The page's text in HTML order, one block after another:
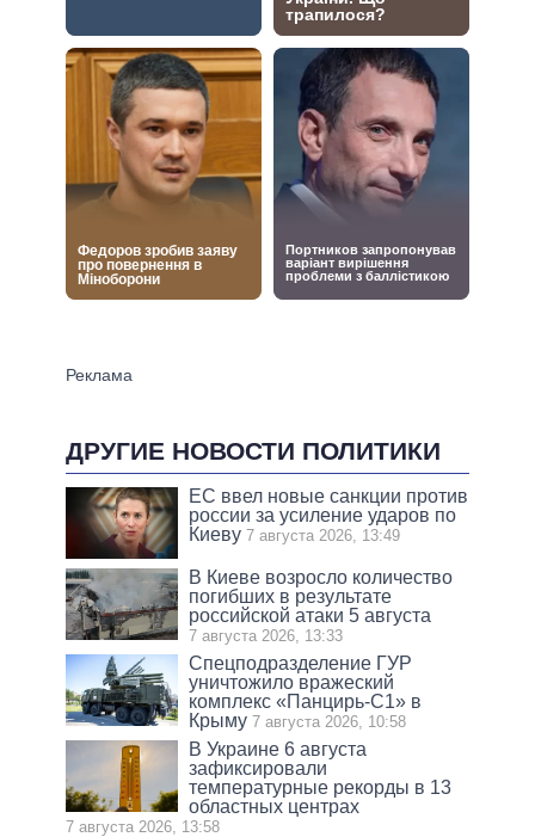
ДРУГИЕ НОВОСТИ ПОЛИТИКИ
ЕС ввел новые санкции против
россии за усиление ударов по
Киеву 7 августа 2026, 13:49
В Киеве возросло количество
погибших в результате
российской атаки 5 августа
7 августа 2026, 13:33
Спецподразделение ГУР
уничтожило вражеский
комплекс «Панцирь-С1» в
Крыму 7 августа 2026, 10:58
В Украине 6 августа
зафиксировали
температурные рекорды в 13
областных центрах
7 августа 2026, 13:58